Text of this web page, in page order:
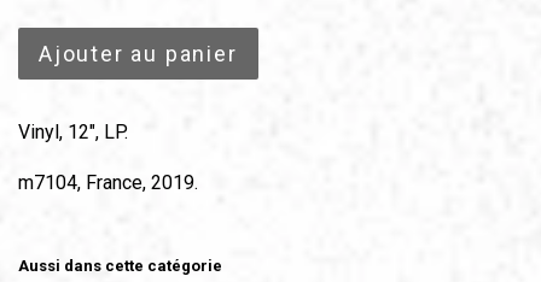
Ajouter au panier
Vinyl, 12", LP.
m7104, France, 2019.
Aussi dans cette catégorie